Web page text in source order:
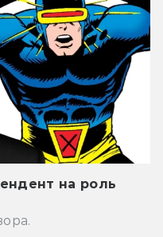
на роль